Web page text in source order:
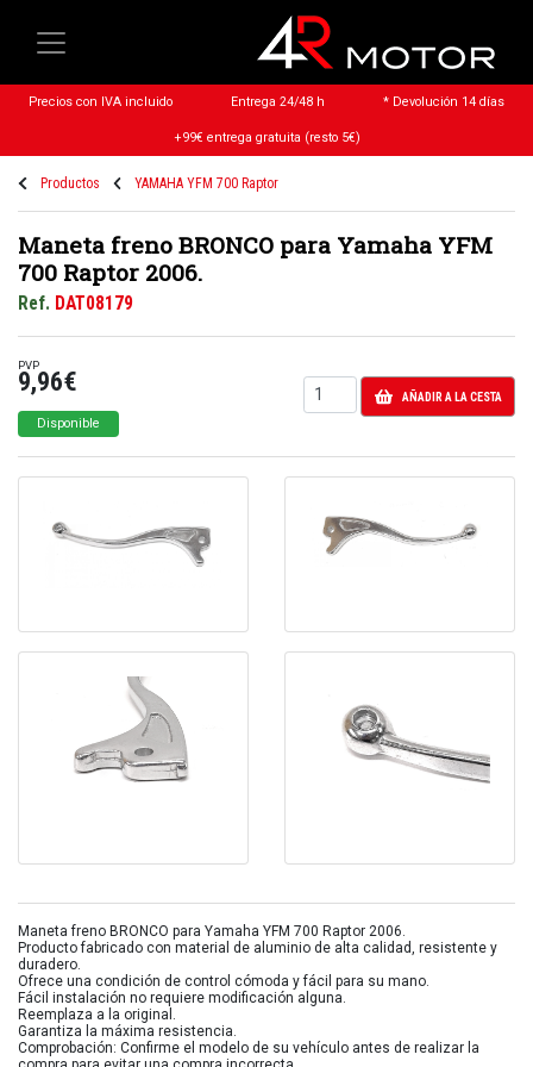
Precios con IVA incluido Entrega 24/48 h * Devolución 14 días
+99€ entrega gratuita (resto 5€)
Productos YAMAHA YFM 700 Raptor
Maneta freno BRONCO para Yamaha YFM
700 Raptor 2006.
Ref. DAT08179
PVP
9,96€
Disponible
AÑADIR A LA CESTA
Maneta freno BRONCO para Yamaha YFM 700 Raptor 2006.
Producto fabricado con material de aluminio de alta calidad, resistente y
duradero.
Ofrece una condición de control cómoda y fácil para su mano.
Fácil instalación no requiere modificación alguna.
Reemplaza a la original.
Garantiza la máxima resistencia.
Comprobación: Confirme el modelo de su vehículo antes de realizar la